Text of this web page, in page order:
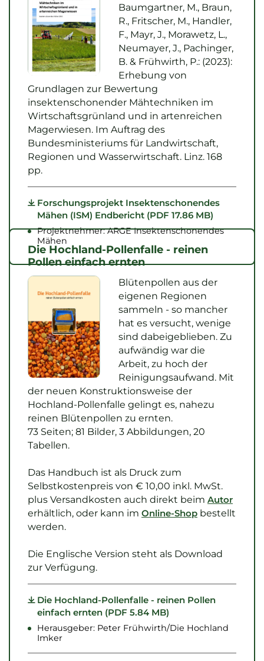
Baumgartner, M., Braun,
R., Fritscher, M., Handler,
F., Mayr, J., Morawetz, L.,
Neumayer, J., Pachinger,
B. & Frühwirth, P.: (2023):
Erhebung von
Grundlagen zur Bewertung
insektenschonender Mähtechniken im
Wirtschaftsgrünland und in artenreichen
Magerwiesen. Im Auftrag des
Bundesministeriums für Landwirtschaft,
Regionen und Wasserwirtschaft. Linz. 168
pp.
Forschungsprojekt Insektenschonendes
Mähen (ISM) Endbericht (PDF 17.86 MB)
Projektnehmer: ARGE Insektenschonendes
Mähen
Die Hochland-Pollenfalle - reinen
Pollen einfach ernten
Blütenpollen aus der
eigenen Regionen
sammeln - so mancher
hat es versucht, wenige
sind dabeigeblieben. Zu
aufwändig war die
Arbeit, zu hoch der
Reinigungsaufwand. Mit
der neuen Konstruktionsweise der
Hochland-Pollenfalle gelingt es, nahezu
reinen Blütenpollen zu ernten.
73 Seiten; 81 Bilder, 3 Abbildungen, 20
Tabellen.
Das Handbuch ist als Druck zum
Selbstkostenpreis von € 10,00 inkl. MwSt.
plus Versandkosten auch direkt beim Autor
erhältlich, oder kann im Online-Shop bestellt
werden.
Die Englische Version steht als Download
zur Verfügung.
Die Hochland-Pollenfalle - reinen Pollen
einfach ernten (PDF 5.84 MB)
Herausgeber: Peter Frühwirth/Die Hochland
Imker